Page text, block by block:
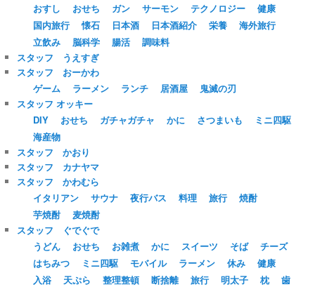
おすし
おせち ガン サーモン テクノロジー
健康
国内旅行
懐石 日本酒 日本酒紹介 栄養
海外旅行
立飲み
脳科学 腸活
調味料
スタッフ うえすぎ
スタッフ おーかわ
ゲーム
ラーメン ランチ 居酒屋
鬼滅の刃
スタッフ オッキー
DIY
おせち ガチャガチャ かに さつまいも
ミニ四駆
海産物
スタッフ かおり
スタッフ カナヤマ
スタッフ かわむら
イタリアン
サウナ 夜行バス 料理 旅行
焼酎
芋焼酎
麦焼酎
スタッフ ぐでぐで
うどん
おせち お雑煮 かに スイーツ そば
チーズ
はちみつ
ミニ四駆 モバイル ラーメン 休み
健康
入浴
天ぷら 整理整頓 断捨離 旅行 明太子 枕
歯